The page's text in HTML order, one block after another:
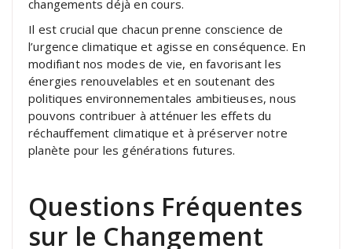
changements déjà en cours.
Il est crucial que chacun prenne conscience de
l’urgence climatique et agisse en conséquence. En
modifiant nos modes de vie, en favorisant les
énergies renouvelables et en soutenant des
politiques environnementales ambitieuses, nous
pouvons contribuer à atténuer les effets du
réchauffement climatique et à préserver notre
planète pour les générations futures.
Questions Fréquentes
sur le Changement